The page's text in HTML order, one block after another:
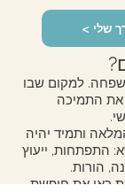
שלי
למקום שבו
את התמיכה
ותמיד יהיה
התפתחות, ייעוץ
הורות.
כאן את חופשת